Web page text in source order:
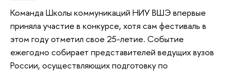
Команда Школы коммуникаций НИУ ВШЭ впервые
приняла участие в конкурсе, хотя сам фестиваль в
этом году отметил свое 25-летие. Событие
ежегодно собирает представителей ведущих вузов
России, осуществляющих подготовку по